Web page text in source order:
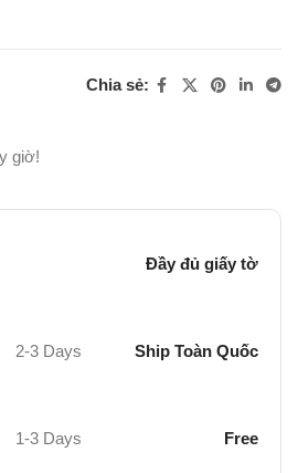
Chia sẻ:
giờ!
Đầy đủ giấy tờ
2-3 Days Ship Toàn Quốc
1-3 Days Free